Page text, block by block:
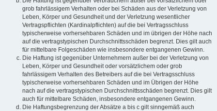
grob fahrlässigem Verhalten oder bei Schäden aus der Verletzung von
Leben, Körper und Gesundheit und der Verletzung wesentlicher
Vertragspflichten (Kardinalpflichten) auf die bei Vertragsschluss
typischerweise vorhersehbaren Schäden und im übrigen der Höhe nach
auf die vertragstypischen Durchschnittsschäden begrenzt. Dies gilt auch
für mittelbare Folgeschäden wie insbesondere entgangenen Gewinn.
Die Haftung ist gegenüber Unternehmern außer bei der Verletzung von
Leben, Körper und Gesundheit oder vorsätzlichem oder grob
fahrlässigem Verhalten des Betreibers auf die bei Vertragsschluss
typischerweise vorhersehbaren Schäden und im Übrigen der Höhe
nach auf die vertragstypischen Durchschnittsschäden begrenzt. Dies gilt
auch für mittelbare Schäden, insbesondere entgangenen Gewinn.
Die Haftungsbegrenzung der Absätze a bis c gilt sinngemäß auch